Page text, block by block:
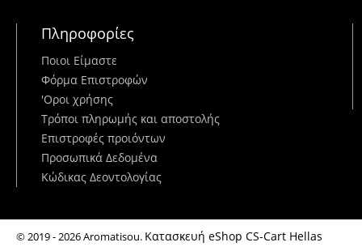
Πληροφορίες
Ποιοι Είμαστε
Φόρμα Επιστροφών
'Oροι χρήσης
Τρόποι πληρωμής και αποστολής
Επιστροφές προιόντων
Προσωπικά Δεδομένα
Κώδικας Δεοντολογίας
© 2019 - 2026 Aromatisou. Κατασκευή eShop CS-Cart Hellas